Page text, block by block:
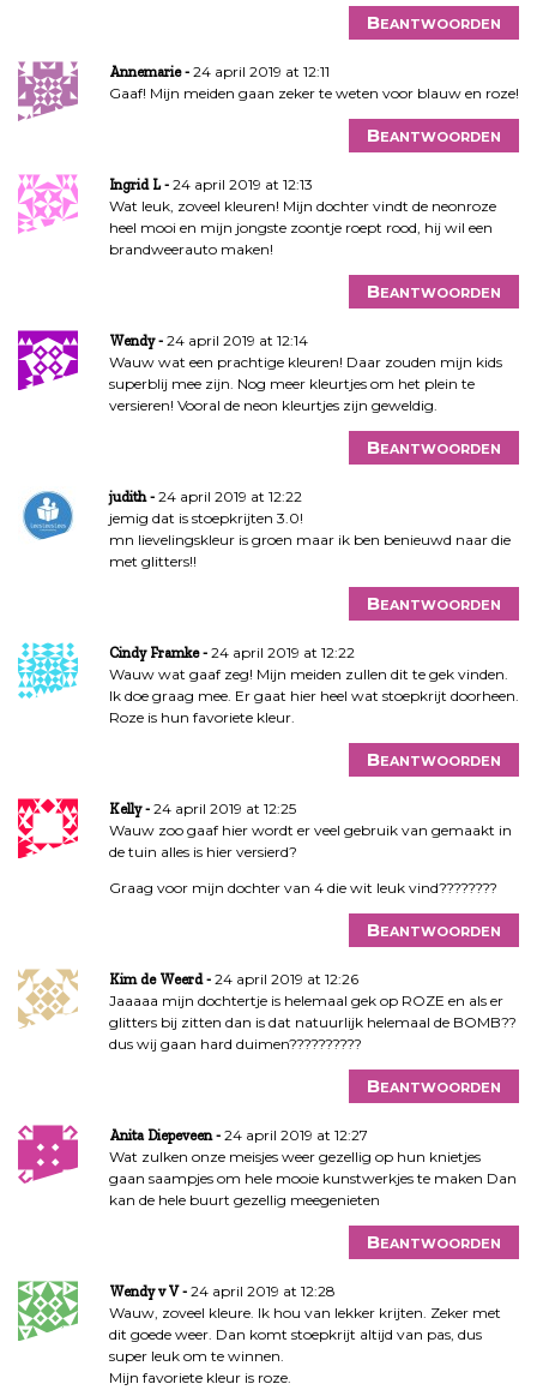
Beantwoorden
Annemarie
24 april 2019 at 12:11
Gaaf! Mijn meiden gaan zeker te weten voor blauw en roze!
Beantwoorden
Ingrid L
24 april 2019 at 12:13
Wat leuk, zoveel kleuren! Mijn dochter vindt de neonroze
heel mooi en mijn jongste zoontje roept rood, hij wil een
brandweerauto maken!
Beantwoorden
Wendy
24 april 2019 at 12:14
Wauw wat een prachtige kleuren! Daar zouden mijn kids
superblij mee zijn. Nog meer kleurtjes om het plein te
versieren! Vooral de neon kleurtjes zijn geweldig.
Beantwoorden
judith
24 april 2019 at 12:22
jemig dat is stoepkrijten 3.0!
mn lievelingskleur is groen maar ik ben benieuwd naar die
met glitters!!
Beantwoorden
Cindy Framke
24 april 2019 at 12:22
Wauw wat gaaf zeg! Mijn meiden zullen dit te gek vinden.
Ik doe graag mee. Er gaat hier heel wat stoepkrijt doorheen.
Roze is hun favoriete kleur.
Beantwoorden
Kelly
24 april 2019 at 12:25
Wauw zoo gaaf hier wordt er veel gebruik van gemaakt in
de tuin alles is hier versierd?
Graag voor mijn dochter van 4 die wit leuk vind????????
Beantwoorden
Kim de Weerd
24 april 2019 at 12:26
Jaaaaa mijn dochtertje is helemaal gek op ROZE en als er
glitters bij zitten dan is dat natuurlijk helemaal de BOMB??
dus wij gaan hard duimen??????????
Beantwoorden
Anita Diepeveen
24 april 2019 at 12:27
Wat zulken onze meisjes weer gezellig op hun knietjes
gaan saampjes om hele mooie kunstwerkjes te maken Dan
kan de hele buurt gezellig meegenieten
Beantwoorden
Wendy v V
24 april 2019 at 12:28
Wauw, zoveel kleure. Ik hou van lekker krijten. Zeker met
dit goede weer. Dan komt stoepkrijt altijd van pas, dus
super leuk om te winnen.
Mijn favoriete kleur is roze.